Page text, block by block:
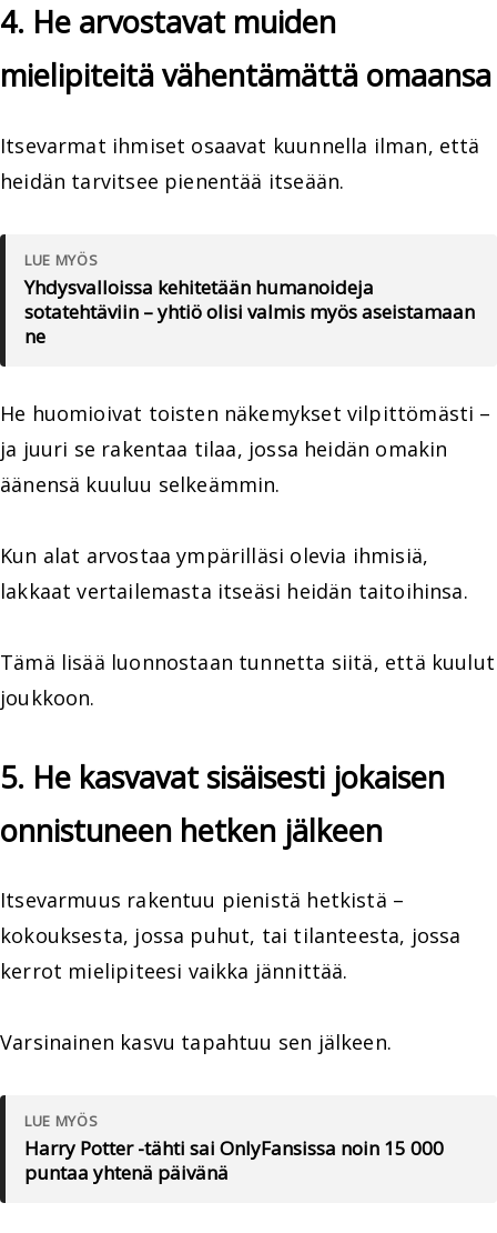
4. He arvostavat muiden
mielipiteitä vähentämättä omaansa
Itsevarmat ihmiset osaavat kuunnella ilman, että
heidän tarvitsee pienentää itseään.
LUE MYÖS
Yhdysvalloissa kehitetään humanoideja
sotatehtäviin – yhtiö olisi valmis myös aseistamaan
ne
He huomioivat toisten näkemykset vilpittömästi –
ja juuri se rakentaa tilaa, jossa heidän omakin
äänensä kuuluu selkeämmin.
Kun alat arvostaa ympärilläsi olevia ihmisiä,
lakkaat vertailemasta itseäsi heidän taitoihinsa.
Tämä lisää luonnostaan tunnetta siitä, että kuulut
joukkoon.
5. He kasvavat sisäisesti jokaisen
onnistuneen hetken jälkeen
Itsevarmuus rakentuu pienistä hetkistä –
kokouksesta, jossa puhut, tai tilanteesta, jossa
kerrot mielipiteesi vaikka jännittää.
Varsinainen kasvu tapahtuu sen jälkeen.
LUE MYÖS
Harry Potter -tähti sai OnlyFansissa noin 15 000
puntaa yhtenä päivänä